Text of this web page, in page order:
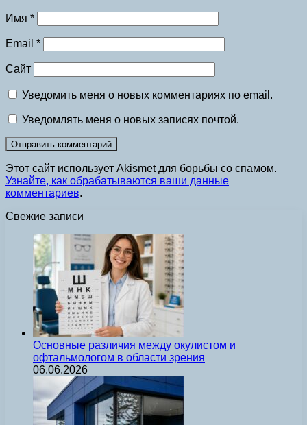
Имя *
Email *
Сайт
Уведомить меня о новых комментариях по email.
Уведомлять меня о новых записях почтой.
Этот сайт использует Akismet для борьбы со спамом.
Узнайте, как обрабатываются ваши данные
комментариев.
Свежие записи
Основные различия между окулистом и
офтальмологом в области зрения
06.06.2026